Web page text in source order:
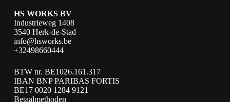
HS WORKS BV
Industrieweg 1408
3540 Herk-de-Stad
info@hsworks.be
+32498660444
BTW nr. BE1026.161.317
IBAN BNP PARIBAS FORTIS
BE17 0020 1284 9121
Betaalmethoden